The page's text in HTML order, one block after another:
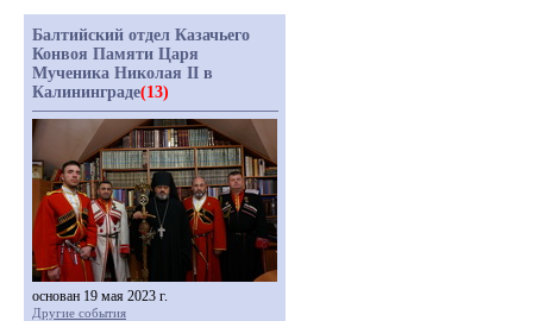
Балтийский отдел Казачьего
Конвоя Памяти Царя
Мученика Николая II в
Калининграде(13)
основан 19 мая 2023 г.
Другие события